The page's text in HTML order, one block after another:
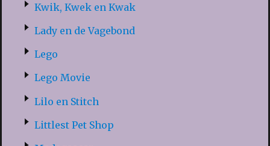
Kwik, Kwek en Kwak
Lady en de Vagebond
Lego
Lego Movie
Lilo en Stitch
Littlest Pet Shop